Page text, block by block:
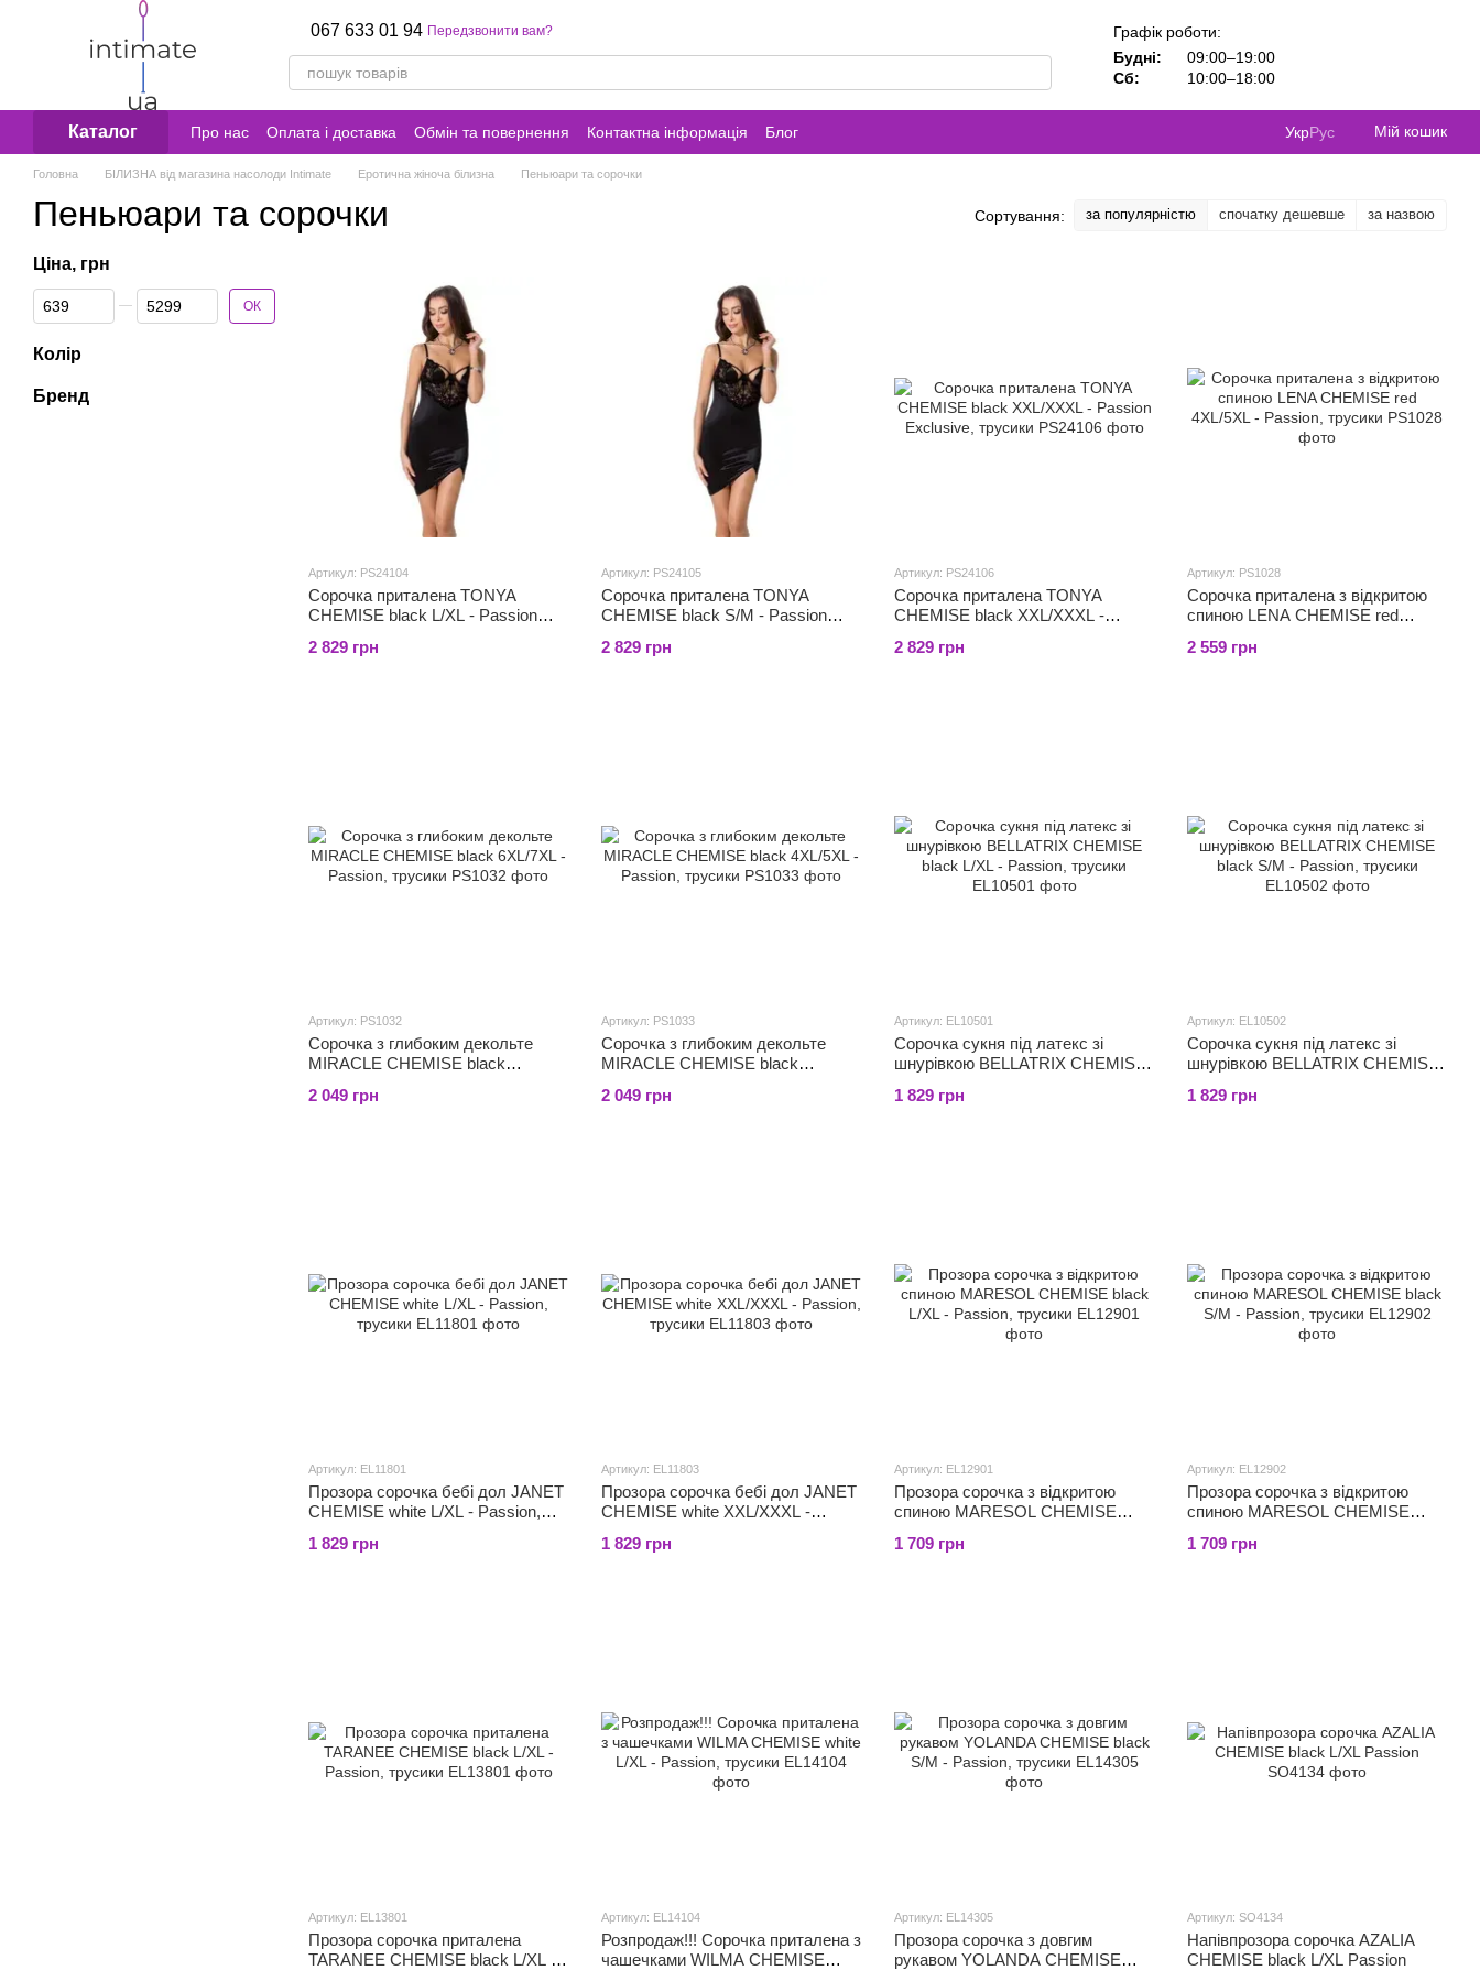
Перейти к основному контенту
067 633 01 94 Передзвонити вам?
Графік роботи:
Будні:
09:00–19:00
Сб:
10:00–18:00
Каталог Про нас Оплата і доставка Обмін та повернення Контактна інформація Блог УкрРус Мій кошик
Головна БІЛИЗНА від магазина насолоди Intimate Еротична жіноча білизна Пеньюари та сорочки
Пеньюари та сорочки Сортування: за популярністю спочатку дешевше за назвою
Артикул: PS24104
Сорочка приталена TONYA
CHEMISE black L/XL - Passion
2 829 грн
Артикул: PS24105
Сорочка приталена TONYA
CHEMISE black S/M - Passion
2 829 грн
Артикул: PS24106
Сорочка приталена TONYA
CHEMISE black XXL/XXXL -
2 829 грн
Артикул: PS1028
Сорочка приталена з відкритою
спиною LENA CHEMISE red
2 559 грн
Артикул: PS1032
Сорочка з глибоким декольте
MIRACLE CHEMISE black
2 049 грн
Артикул: PS1033
Сорочка з глибоким декольте
MIRACLE CHEMISE black
2 049 грн
Артикул: EL10501
Сорочка сукня під латекс зі
шнурівкою BELLATRIX CHEMISE
1 829 грн
Артикул: EL10502
Сорочка сукня під латекс зі
шнурівкою BELLATRIX CHEMISE
1 829 грн
Артикул: EL11801
Прозора сорочка бебі дол JANET
CHEMISE white L/XL - Passion,
1 829 грн
Артикул: EL11803
Прозора сорочка бебі дол JANET
CHEMISE white XXL/XXXL -
1 829 грн
Артикул: EL12901
Прозора сорочка з відкритою
спиною MARESOL CHEMISE
1 709 грн
Артикул: EL12902
Прозора сорочка з відкритою
спиною MARESOL CHEMISE
1 709 грн
Артикул: EL13801
Прозора сорочка приталена
TARANEE CHEMISE black L/XL -
Артикул: EL14104
Розпродаж!!! Сорочка приталена з
чашечками WILMA CHEMISE
Артикул: EL14305
Прозора сорочка з довгим
рукавом YOLANDA CHEMISE
Артикул: SO4134
Напівпрозора сорочка AZALIA
CHEMISE black L/XL Passion
Ціна, грн
Від Ціна, грн
До Ціна, грн ОК
Колір
Бренд